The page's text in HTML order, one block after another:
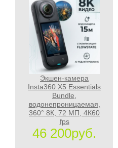
Экшен-камера
Insta360 X5 Essentials
Bundle,
водонепроницаемая,
360° 8К, 72 МП, 4К60
fps
46 200руб.